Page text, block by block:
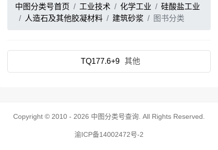
中图分类号首页 工业技术 化学工业
硅酸盐工业
人造石及其他胶凝材料
建筑砂浆 图书分类
TQ177.6+9 其他
Copyright © 2010 - 2026 中图分类号查询 . All Rights Reserved.
渝ICP备14002472号-2